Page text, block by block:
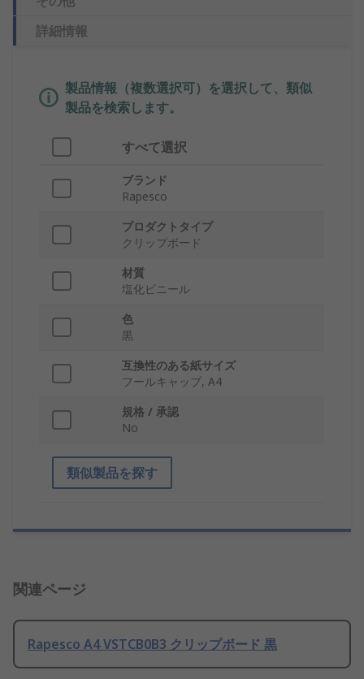
詳細情報
製品情報（複数選択可）を選択して、類似
製品を検索します。
すべて選択
ブランド
Rapesco
プロダクトタイプ
クリップボード
材質
塩化ビニール
色
黒
互換性のある紙サイズ
フールキャップ, A4
規格 / 承認
No
類似製品を探す
関連ページ
Rapesco A4 VSTCB0B3 クリップボード 黒